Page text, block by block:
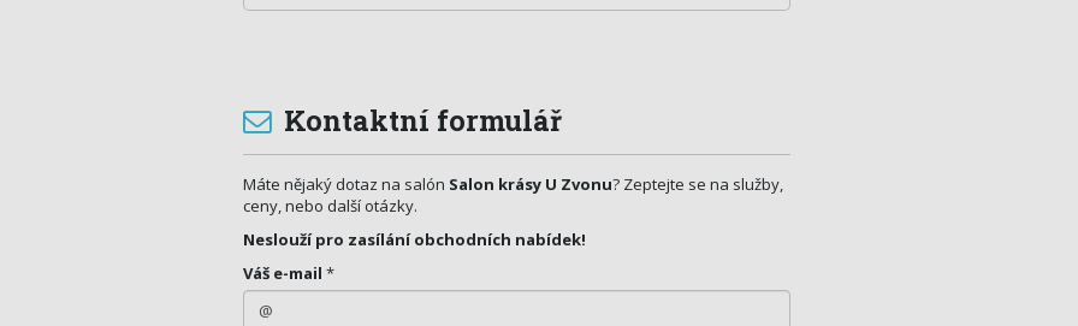
Kontaktní formulář
Máte nějaký dotaz na salón Salon krásy U Zvonu? Zeptejte se na služby,
ceny, nebo další otázky.
Neslouží pro zasílání obchodních nabídek!
Váš e-mail *